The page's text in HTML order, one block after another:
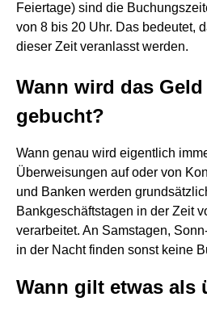
Feiertage) sind die
von 8 bis 20 Uhr. Das bedeutet,
dieser Zeit veranlasst werden.
Wann wird das
gebucht?
Wann genau wird eigentlich
Überweisungen auf oder von
und Banken werden
Bankgeschäftstagen in der Zeit
verarbeitet. An Samstagen,
in der Nacht finden sonst keine
Wann gilt etwas als